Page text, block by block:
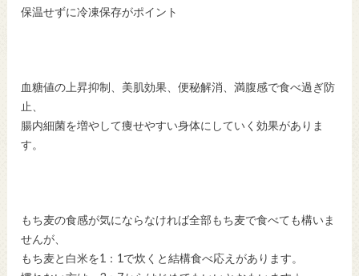
保温せずに冷凍保存がポイント
血糖値の上昇抑制、美肌効果、便秘解消、満腹感で食べ過ぎ防
止、
腸内細菌を増やして痩せやすい身体にしていく効果がありま
す。
もち麦の食感が気にならなければ全部もち麦で食べても構いま
せんが、
もち麦と白米を1：1で炊くと結構食べ応えがあります。